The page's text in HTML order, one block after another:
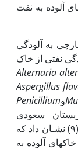
آلوده به نفت
به آلودگی
نفتی از خاک
Alternaria
Aspergillus
وPenicillium
سعودی
آلوده به